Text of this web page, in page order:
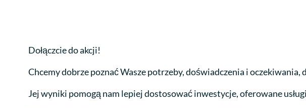
Dołączcie do akcji!
Chcemy dobrze poznać Wasze potrzeby, doświadczenia i
Jej wyniki pomogą nam lepiej dostosować inwestycje, oferowane